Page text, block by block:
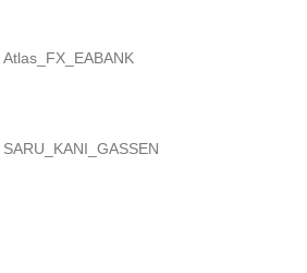
Atlas_FX_EABANK
SARU_KANI_GASSEN